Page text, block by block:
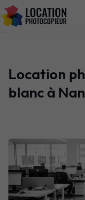
Location
blanc à